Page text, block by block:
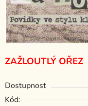
ZAŽLOUTLÝ OŘEZ
Dostupnost
Kód: